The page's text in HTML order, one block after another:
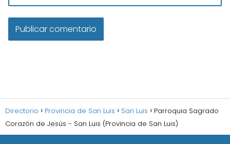
Directorio Provincia de San Luis San Luis
Parroquia Sagrado
Corazón de Jesús - San Luis (Provincia de San Luis)